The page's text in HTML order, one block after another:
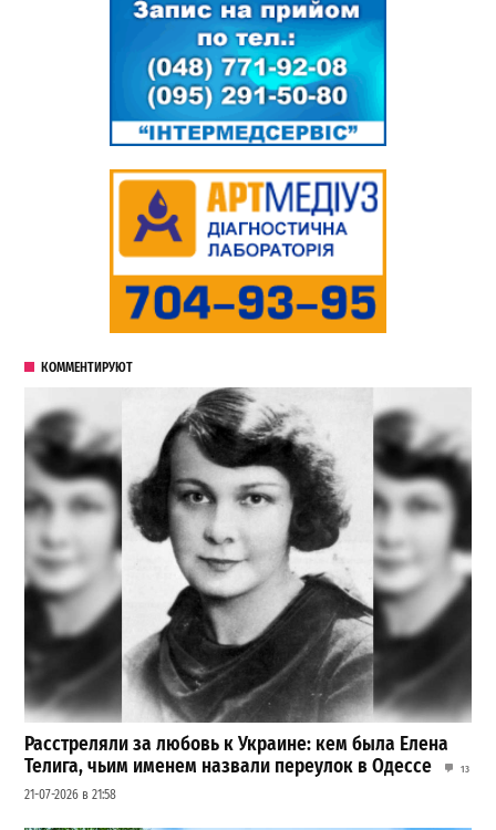
КОММЕНТИРУЮТ
Расстреляли за любовь к Украине: кем была Елена
Телига, чьим именем назвали переулок в Одессе
13
21-07-2026 в 21:58